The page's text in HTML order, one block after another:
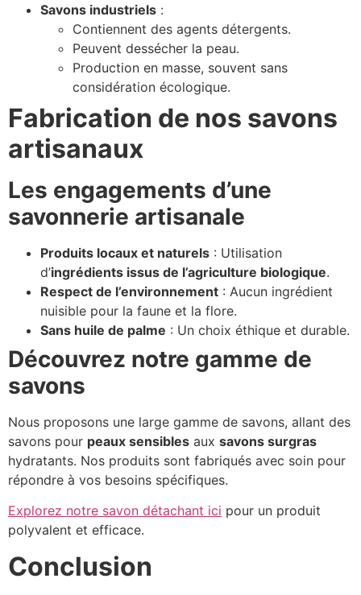
Savons industriels :
Contiennent des agents détergents.
Peuvent dessécher la peau.
Production en masse, souvent sans
considération écologique.
Fabrication de nos savons
artisanaux
Les engagements d’une
savonnerie artisanale
Produits locaux et naturels : Utilisation
d’ingrédients issus de l’agriculture biologique.
Respect de l’environnement : Aucun ingrédient
nuisible pour la faune et la flore.
Sans huile de palme : Un choix éthique et durable.
Découvrez notre gamme de
savons
Nous proposons une large gamme de savons, allant des
savons pour peaux sensibles aux savons surgras
hydratants. Nos produits sont fabriqués avec soin pour
répondre à vos besoins spécifiques.
Explorez notre savon détachant ici pour un produit
polyvalent et efficace.
Conclusion